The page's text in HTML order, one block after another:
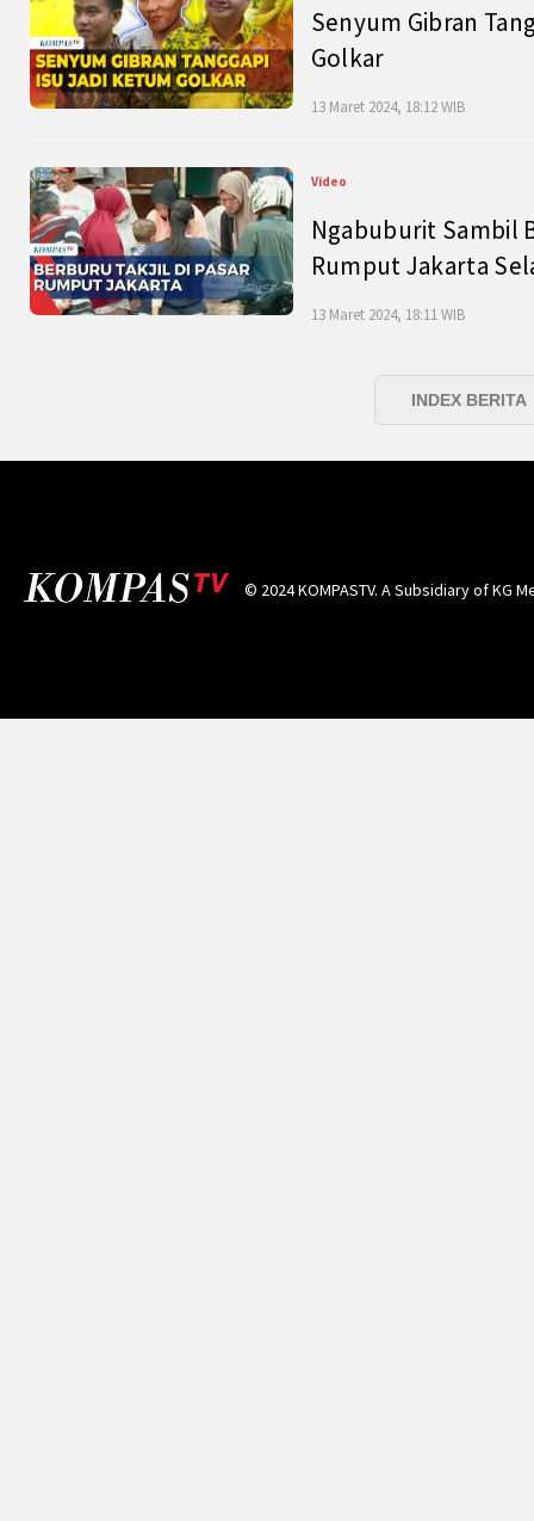
Senyum Gibran
Golkar
13 Maret 2024, 18:12 WIB
Video
Ngabuburit Sambil
Rumput Jakarta
13 Maret 2024, 18:11 WIB
INDEX BERITA
© 2024 KOMPASTV. A Subsidiary ofKG